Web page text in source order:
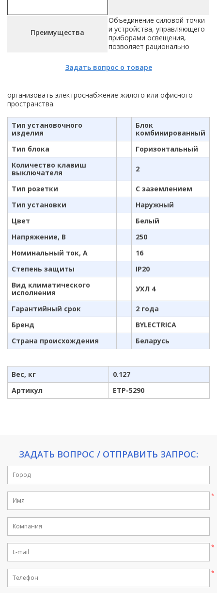
Преимущества
Задать вопрос о товаре
Объединение силовой точки
и устройства, управляющего
приборами освещения,
позволяет рационально
организовать электроснабжение жилого или офисного
пространства.
Тип установочного
изделия
Блок
комбинированный
Тип блока
Горизонтальный
Количество клавиш
выключателя
2
Тип розетки
С заземлением
Тип установки
Наружный
Цвет
Белый
Напряжение, В
250
Номинальный ток, А
16
Степень защиты
IP20
Вид климатического
исполнения
УХЛ 4
Гарантийный срок
2 года
Бренд
BYLECTRICA
Страна происхождения
Беларусь
Вес, кг
0.127
Артикул
ETP-5290
ЗАДАТЬ ВОПРОС / ОТПРАВИТЬ ЗАПРОС: